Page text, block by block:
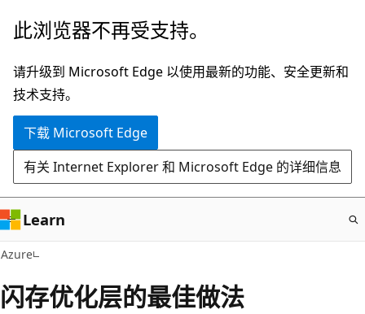
跳
主
要
内
此浏览器不再受支持。
请升级到 Microsoft Edge 以使用最新的功能、安全更新和
技术支持。
下载 Microsoft Edge
有关 Internet Explorer 和 Microsoft Edge 的详细信息
Learn
Azure
闪存优化层的最佳做法